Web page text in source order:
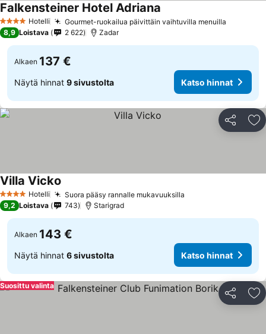
4 Tähtiluokitus
Hotelli Gourmet-ruokailua päivittäin vaihtuvilla menuilla
Falkensteiner Hotel Adriana
8,9 Loistava 2 622 Zadar
Alkaen 137 €
Näytä hinnat 9 sivustolta Katso hinnat
Jaa
4 Tähtiluokitus
Hotelli Suora pääsy rannalle mukavuuksilla
Villa Vicko
9,2 Loistava 743 Starigrad
Alkaen 143 €
Näytä hinnat 6 sivustolta Katso hinnat
Jaa
Suosittu valinta